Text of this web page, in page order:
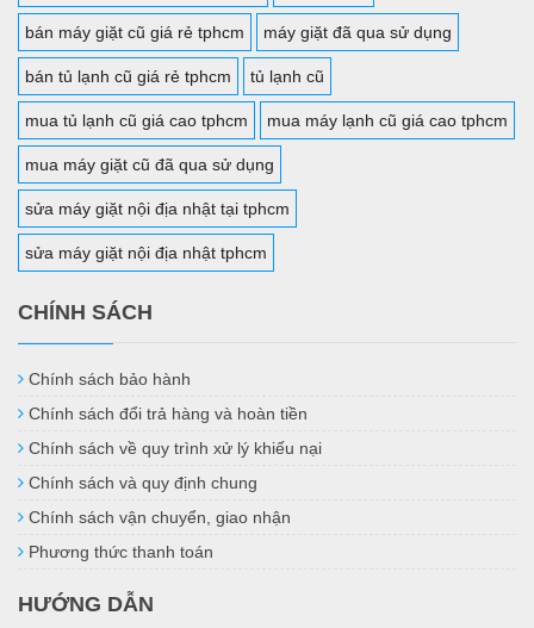
bán máy giặt cũ giá rẻ tphcm máy giặt đã qua sử dụng
bán tủ lạnh cũ giá rẻ tphcm tủ lạnh cũ
mua tủ lạnh cũ giá cao tphcm mua máy lạnh cũ giá cao tphcm
mua máy giặt cũ đã qua sử dụng
sửa máy giặt nội địa nhật tại tphcm
sửa máy giặt nội địa nhật tphcm
CHÍNH SÁCH
Chính sách bảo hành
Chính sách đổi trả hàng và hoàn tiền
Chính sách về quy trình xử lý khiếu nại
Chính sách và quy định chung
Chính sách vận chuyển, giao nhận
Phương thức thanh toán
HƯỚNG DẪN